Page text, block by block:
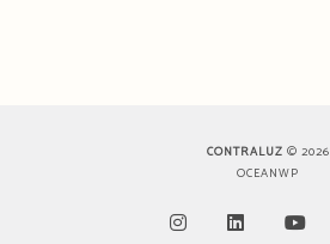
CONTRALUZ © 2026
OCEANWP